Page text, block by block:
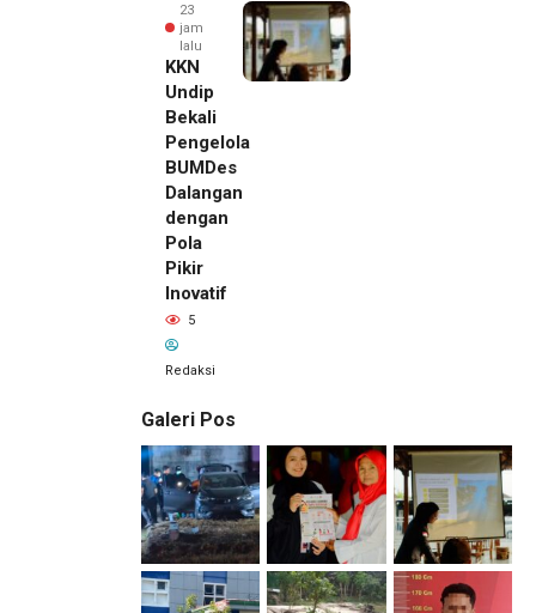
23
jam
lalu
KKN
Undip
Bekali
Pengelola
BUMDes
Dalangan
dengan
Pola
Pikir
Inovatif
5
Redaksi
Galeri Pos